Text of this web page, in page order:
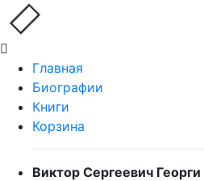
Главная
Биографии
Книги
Корзина
Виктор Сергеевич Георги